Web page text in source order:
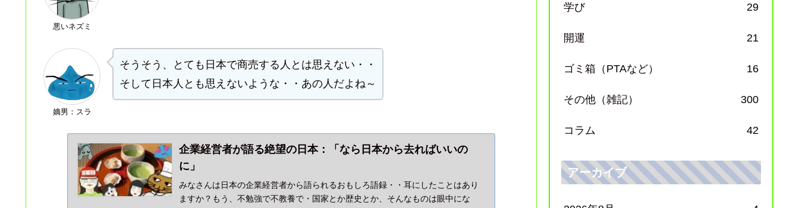
悪いネズミ
嫡男：スラ
そうそう、とても日本で商売する人とは思えない・・
そして日本人とも思えないような・・あの人だよね～
企業経営者が語る絶望の日本：「なら日本から去ればいいの
に」
みなさんは日本の企業経営者から語られるおもしろ語録・・耳にしたことはあり
ますか？もう、不勉強で不教養で・国家とか歴史とか、そんなものは眼中にな
学び 29
開運 21
ゴミ箱（PTAなど） 16
その他（雑記） 300
コラム 42
アーカイブ